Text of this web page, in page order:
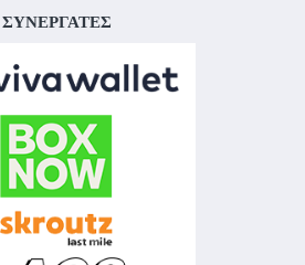
ΣΥΝΕΡΓΑΤΕΣ